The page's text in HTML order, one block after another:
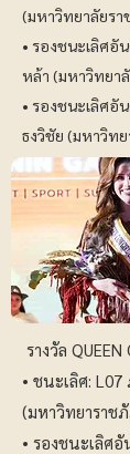
(มหาวิทยาลัยรา
• รองชนะเลิศ
หล้า (มหาวิทยา
• รองชนะเลิศ
ธงวิชัย (มหาวิท
รางวัล QUEEN
• ชนะเลิศ:
(มหาวิทยาราช
• รองชนะเลิศ